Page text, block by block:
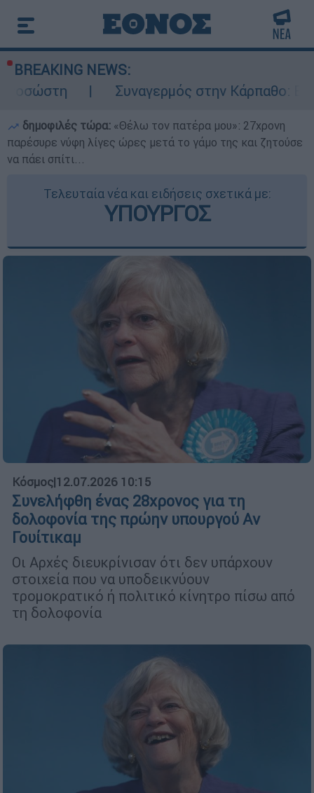
BREAKING NEWS:
Συναγερμός στην Κάρπαθο: Βρέθηκαν
δημοφιλές τώρα: «Θέλω τον πατέρα μου»: 27χρονη
παρέσυρε νύφη λίγες ώρες μετά το γάμο της και ζητούσε
να πάει σπίτι...
Τελευταία νέα και ειδήσεις σχετικά με:
ΥΠΟΥΡΓΟΣ
Κόσμος|12.07.2026 10:15
Συνελήφθη ένας 28χρονος για τη
δολοφονία της πρώην υπουργού Αν
Γουίτικαμ
Οι Αρχές διευκρίνισαν ότι δεν υπάρχουν
στοιχεία που να υποδεικνύουν
τρομοκρατικό ή πολιτικό κίνητρο πίσω από
τη δολοφονία